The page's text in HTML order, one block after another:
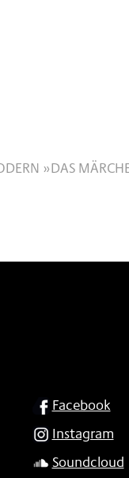
»DAS
SOCIAL
Facebook
Instagram
Soundcloud